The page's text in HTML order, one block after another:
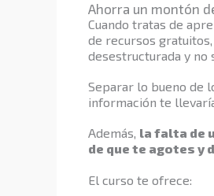
Ahorra un montón
Cuando tratas de
de recursos
desestructurada y no
Separar lo bueno de
información te
Además, la falta de
de que te agotes y
El curso te ofrece: